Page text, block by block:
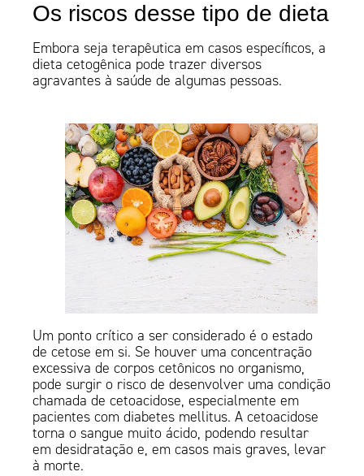
Os riscos desse tipo de dieta
Embora seja terapêutica em casos específicos, a
dieta cetogênica pode trazer diversos
agravantes à saúde de algumas pessoas.
Um ponto crítico a ser considerado é o estado
de cetose em si. Se houver uma concentração
excessiva de corpos cetônicos no organismo,
pode surgir o risco de desenvolver uma condição
chamada de cetoacidose, especialmente em
pacientes com diabetes mellitus. A cetoacidose
torna o sangue muito ácido, podendo resultar
em desidratação e, em casos mais graves, levar
à morte.